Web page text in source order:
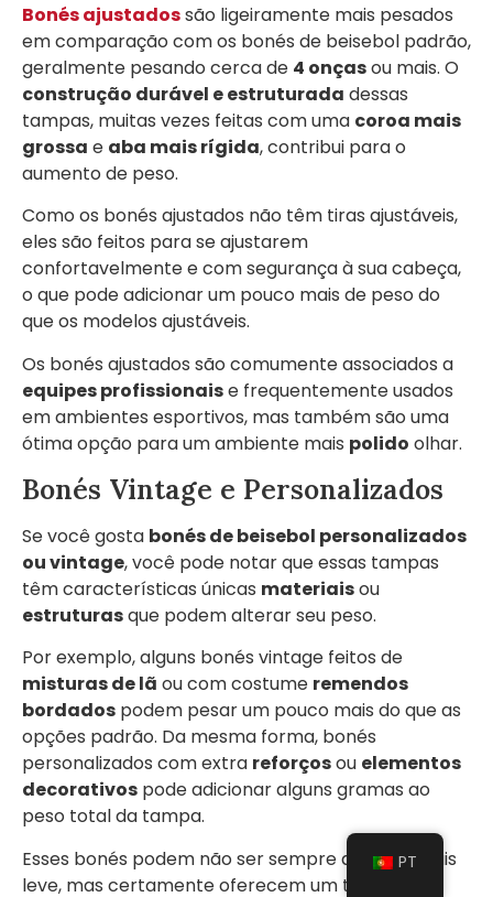
Bonés ajustadossão ligeiramente mais pesados
em comparação com os bonés de beisebol padrão,
geralmente pesando cerca de 4 onçasou mais. O
construção durável e estruturada dessas
tampas, muitas vezes feitas com uma coroa mais
grossa e aba mais rígida, contribui para o
aumento de peso.
Como os bonés ajustados não têm tiras ajustáveis,
eles são feitos para se ajustarem
confortavelmente e com segurança à sua cabeça,
o que pode adicionar um pouco mais de peso do
que os modelos ajustáveis.
Os bonés ajustados são comumente associados a
equipes profissionaise frequentemente usados
em ambientes esportivos, mas também são uma
ótima opção para um ambiente mais polido olhar.
Bonés Vintage e Personalizados
Se você gosta bonés de beisebol personalizados
ou vintage, você pode notar que essas tampas
têm características únicas materiaisou
estruturasque podem alterar seu peso.
Por exemplo, alguns bonés vintage feitos de
misturas de lã ou com costume remendos
bordados podem pesar um pouco mais do que as
opções padrão. Da mesma forma, bonés
personalizados com extra reforçosou elementos
decorativos pode adicionar alguns gramas ao
peso total da tampa.
Esses bonés podem não ser sempre a opção mais
leve, mas certamente oferecem um toque
PT